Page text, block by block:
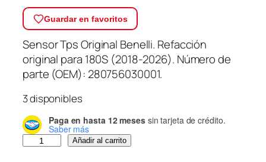
Guardar en favoritos
Sensor Tps Original Benelli. Refacción
original para 180S (2018-2026). Número de
parte (OEM): 280756030001.
3 disponibles
Paga en hasta 12 mesessin tarjeta de crédito.
Saber más
Añadir al carrito